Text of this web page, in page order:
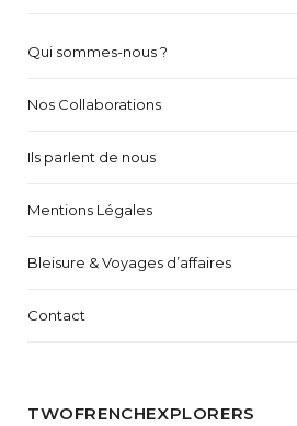
Qui sommes-nous ?
Nos Collaborations
Ils parlent de nous
Mentions Légales
Bleisure & Voyages d’affaires
Contact
TWOFRENCHEXPLORERS